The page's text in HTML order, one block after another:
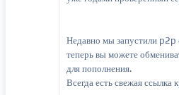
Недавно мы запустили
теперь вы можете
для пополнения.
Всегда есть свежая ссылка